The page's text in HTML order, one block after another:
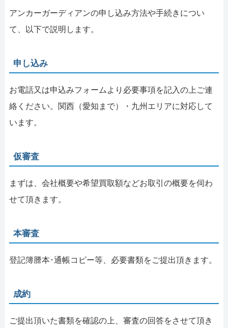
アンカーガーディアンの申し込み方法や手続きについ
て、以下で説明します。
申し込み
お電話又は申込みフォームより必要事項を記入の上ご連
絡ください。関西（愛知まで）・九州エリアに対応して
います。
仮審査
まずは、会社概要や希望買取額などお取引の概要を伺わ
せて頂きます。
本審査
登記簿謄本･通帳コピー等、必要書類をご提出頂きます。
成約
ご提出頂いた書類を確認の上、審査の回答をさせて頂き